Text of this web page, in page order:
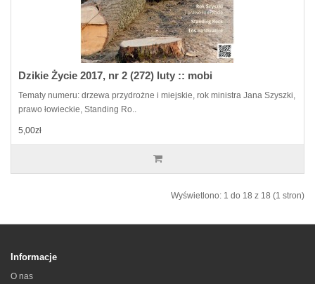
Dzikie Życie 2017, nr 2 (272) luty :: mobi
Tematy numeru: drzewa przydrożne i miejskie, rok ministra Jana Szyszki,
prawo łowieckie, Standing Ro..
5,00zł
Wyświetlono: 1 do 18 z 18 (1 stron)
Informacje
O nas